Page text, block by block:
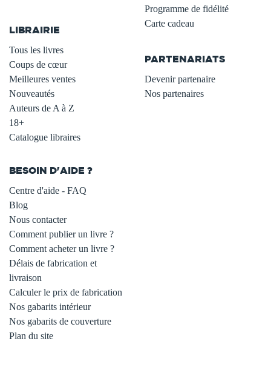
LIBRAIRIE
Tous les livres
Coups de cœur
Meilleures ventes
Nouveautés
Auteurs de A à Z
18+
Catalogue libraires
Programme de fidélité
Carte cadeau
PARTENARIATS
Devenir partenaire
Nos partenaires
BESOIN D'AIDE ?
Centre d'aide - FAQ
Blog
Nous contacter
Comment publier un livre ?
Comment acheter un livre ?
Délais de fabrication et
livraison
Calculer le prix de fabrication
Nos gabarits intérieur
Nos gabarits de couverture
Plan du site